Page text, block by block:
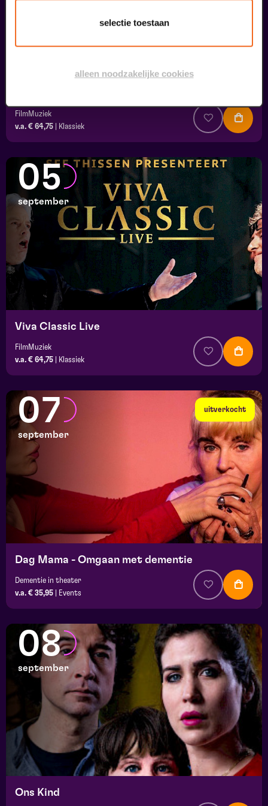
selectie toestaan
alleen noodzakelijke cookies
FilmMuziek
v.a. € 64,75
Klassiek
05
september
Viva Classic Live
FilmMuziek
v.a. € 64,75
Klassiek
uitverkocht
07
september
Dag Mama - Omgaan met dementie
Dementie in theater
v.a. € 35,95
Events
08
september
Ons Kind